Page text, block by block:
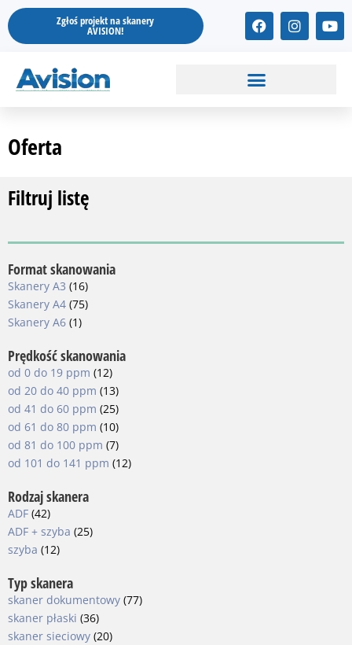
Przejdź
do
treści
Zgłoś projekt na skanery
AVISION!
F
a
c
b
o
I
n
s
Y
o
u
Oferta
Filtruj listę
Format skanowania
Skanery A3 (16)
Skanery A4 (75)
Skanery A6 (1)
Prędkość skanowania
od 0 do 19 ppm (12)
od 20 do 40 ppm (13)
od 41 do 60 ppm (25)
od 61 do 80 ppm (10)
od 81 do 100 ppm (7)
od 101 do 141 ppm (12)
Rodzaj skanera
ADF (42)
ADF + szyba (25)
szyba (12)
Typ skanera
skaner dokumentowy (77)
skaner płaski (36)
skaner sieciowy (20)